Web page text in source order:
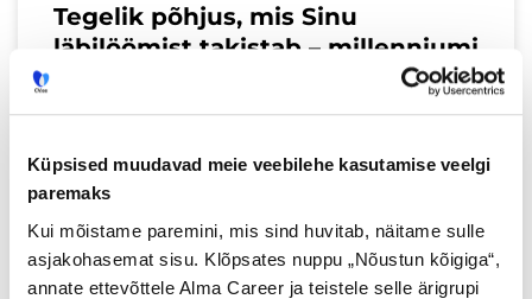
Küpsised muudavad meie veebilehe kasutamise veelgi
paremaks
Kui mõistame paremini, mis sind huvitab, näitame sulle
asjakohasemat sisu. Klõpsates nuppu „Nõustun kõigiga“,
annate ettevõttele Alma Career ja teistele selle ärigrupi
Tegelik põhjus, mis Sinu
läbilöömist takistab – millenniumi
räägib, miks millenniumi generatsioon
tegelikult läbi ei löö. Tõeliselt teistsugune
lähenemine tüüpilisele ühiskonna maalitud
pildile. Lisaks toob ta välja ka